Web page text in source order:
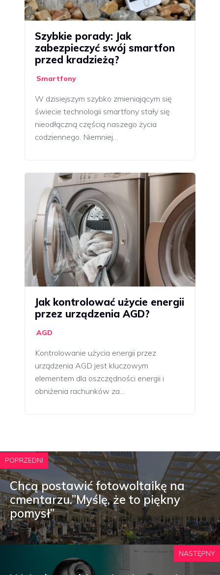
Szybkie porady: Jak
zabezpieczyć swój smartfon
przed kradzieżą?
Smartfony
W dzisiejszym szybko zmieniającym się
świecie technologii smartfony stały się
nieodłączną częścią naszego życia
codziennego. Niemniej…
Jak kontrolować użycie energii
przez urządzenia AGD?
AGD
Kontrolowanie użycia energii przez
urządzenia AGD jest kluczowym
elementem dla oszczędności energii i
obniżenia rachunków za…
POPRZEDNI
Chcą postawić fotowoltaikę na
cmentarzu.”Myślę, że to piękny
pomysł”
NASTĘPNY